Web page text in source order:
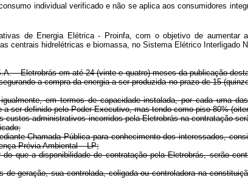
individual verificado e não se aplica aos consumidores
de Energia Elétrica - Proinfa, com o objetivo de aumentar a
centrais hidrelétricas e biomassa, no Sistema Elétrico
– Eletrobrás em até 24 (vinte e quatro) meses da publicação
a compra da energia a ser produzida no prazo de 15
em termos de capacidade instalada, por cada uma
ser definido pelo Poder Executivo, mas tendo como piso 80%
custos administrativos incorridos pela Eletrobrás na contratação
Chamada Pública para conhecimento dos interessados,
Prévia Ambiental – LP;
que a disponibilidade de contratação pela Eletrobrás, serão
geração, sua controlada, coligada ou controladora na